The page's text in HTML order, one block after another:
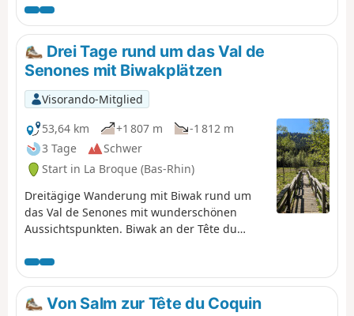
galloromanischen Überresten und einem Abstecher zum
Tour du Brotsch.
Drei Tage rund um das Val de
Senones mit Biwakplätzen
Visorando-Mitglied
53,64 km
+1 807 m
-1 812 m
3 Tage
Schwer
Start in La Broque (Bas-Rhin)
Dreitägige Wanderung mit Biwak rund um
das Val de Senones mit wunderschönen
Aussichtspunkten. Biwak an der Tête du
Von Salm zur Tête du Coquin